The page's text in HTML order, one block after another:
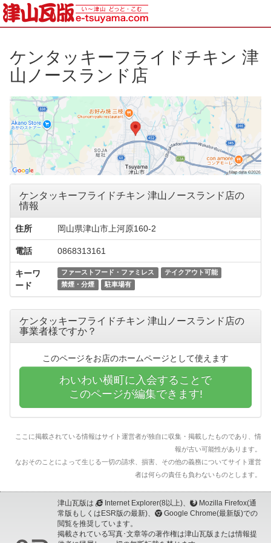
ケンタッキーフライドチキン 津
山ノースランド店
ケンタッキーフライドチキン 津山ノースランド店の
情報
住所 岡山県津山市上河原160-2
電話 0868313161
キーワ
ード
ファーストフード・ファミレス
テイクアウト可能
禁煙・分煙
駐車場有
ケンタッキーフライドチキン 津山ノースランド店の
事業者様ですか？
このページをお店のホームページとして使えます
わいわい横町に入会することで
このページが編集できます!
ここに掲載されている情報はサイト運営者が独自に収集・掲載したものであり、情
報が古い可能性があります。
なおそのことによって生じる一切の請求、損害、その他の義務についてサイト運営
者は何らの責任も負わないものとします。
津山瓦版は Internet Explorer(8以上)、
Mozilla Firefox(通
常版もしくはESR版の最新)、
Google Chrome(最新版)での
閲覧を推奨しています。
掲載されている写真･文章等の著作権は津山瓦版または情報提